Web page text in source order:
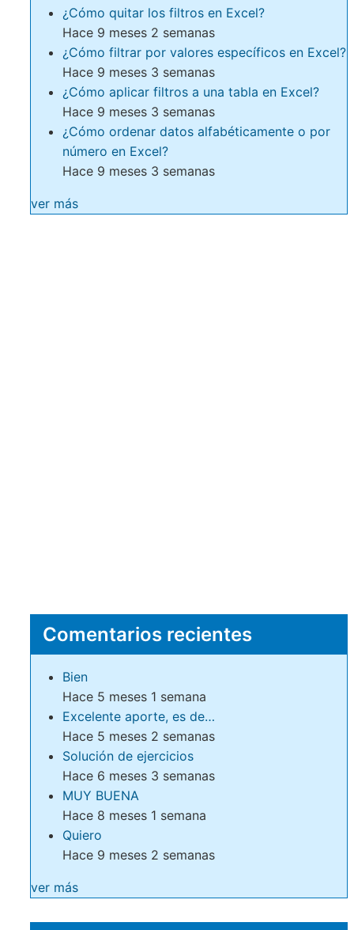
¿Cómo quitar los filtros en Excel?
Hace 9 meses 2 semanas
¿Cómo filtrar por valores específicos en Excel?
Hace 9 meses 3 semanas
¿Cómo aplicar filtros a una tabla en Excel?
Hace 9 meses 3 semanas
¿Cómo ordenar datos alfabéticamente o por
número en Excel?
Hace 9 meses 3 semanas
ver más
Comentarios recientes
Bien
Hace 5 meses 1 semana
Excelente aporte, es de…
Hace 5 meses 2 semanas
Solución de ejercicios
Hace 6 meses 3 semanas
MUY BUENA
Hace 8 meses 1 semana
Quiero
Hace 9 meses 2 semanas
ver más